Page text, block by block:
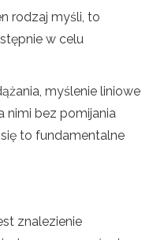
rodzaj myśli, to
w celu
myślenie liniowe
nimi bez pomijania
to fundamentalne
znalezienie